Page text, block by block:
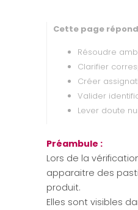
Cette page
Résoudre
Clarifier
Créer
Valider
Lever doute
Préambule :
Lors de la
apparaitre des
produit.
Elles sont visibles